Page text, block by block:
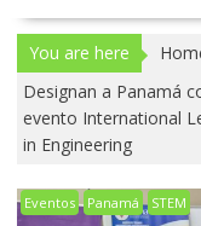
You are here
Designan a Panamá
evento International
in Engineering
Eventos Panamá STEM